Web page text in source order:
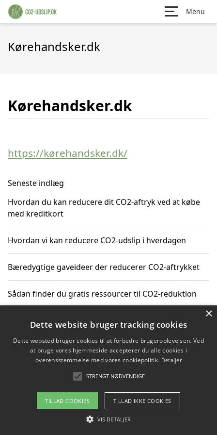
Menu
Kørehandsker.dk
Kørehandsker.dk
https://kørehandsker.dk/
Seneste indlæg
Hvordan du kan reducere dit CO2-aftryk ved at købe
med kreditkort
Hvordan vi kan reducere CO2-udslip i hverdagen
Bæredygtige gaveideer der reducerer CO2-aftrykket
Sådan finder du gratis ressourcer til CO2-reduktion
Hvordan gadgets til hjemmet kan reducere CO2-udslip
Copyright 2026 - Pilanto Aps
Om / kontakt
Blog Betingelser
×
Dette website bruger tracking cookies
Dette websted bruger cookies til at forbedre brugeroplevelsen. Ved
at bruge vores hjemmeside accepterer du alle cookies i
overensstemmelse med vores cookiepolitik. Detaljer
STRENGT NØDVENDIGE
TILLAD COOKIES TILLAD IKKE COOKIES
VIS DETALJER